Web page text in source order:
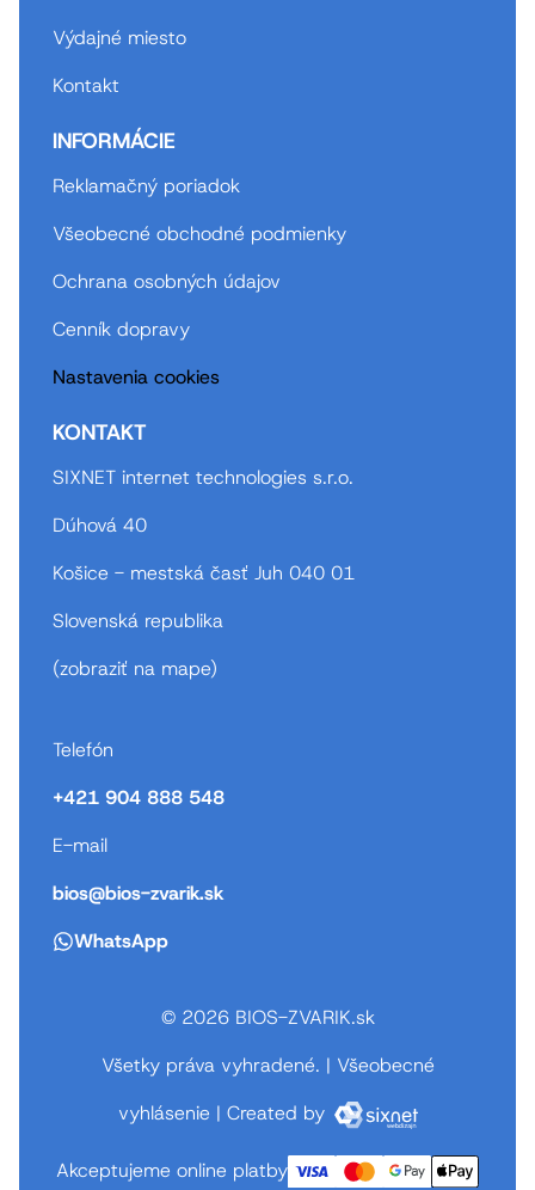
Výdajné miesto
Kontakt
INFORMÁCIE
Reklamačný poriadok
Všeobecné obchodné podmienky
Ochrana osobných údajov
Cenník dopravy
Nastavenia cookies
KONTAKT
SIXNET internet technologies s.r.o.
Dúhová 40
Košice - mestská časť Juh 040 01
Slovenská republika
(zobraziť na mape)
Telefón
+421 904 888 548
E-mail
bios@bios-zvarik.sk
WhatsApp
© 2026 BIOS-ZVARIK.sk
Všetky práva vyhradené. | Všeobecné
vyhlásenie | Created by
Akceptujeme online platby